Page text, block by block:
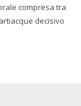
decisivo